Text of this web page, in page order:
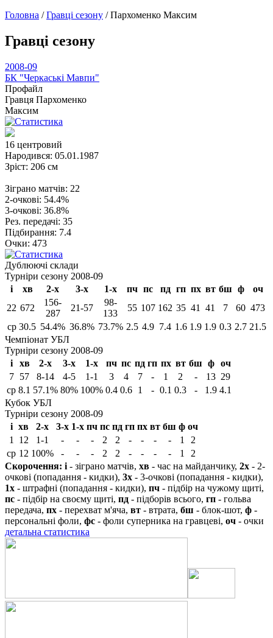
Головна /Гравці сезону /Пархоменко Максим
Гравці сезону
2008-09
БК "Черкаські Мавпи"
Профайл
Гравця Пархоменко
Максим
16 центровий
Народився: 05.01.1987
Зріст: 206 см
Зіграно матчів: 22
2-очкові: 54.4%
3-очкові: 36.8%
Рез. передачі: 35
Підбирання: 7.4
Очки: 473
Дублюючі склади
Турніри сезону 2008-09
і
хв 2-х 3-х 1-х пч пс пд гп пх вт бш ф
оч
22 672
156-
287
21-57
98-
133
55 107 162 35 41 41 7 60 473
ср 30.5 54.4% 36.8% 73.7% 2.5 4.9 7.4 1.6 1.9 1.9 0.3 2.7 21.5
Чемпіонат УБЛ
Турніри сезону 2008-09
і
хв 2-х 3-х 1-х пч пс пд гп пх вт бш ф
оч
7
57 8-14 4-5 1-1 3 4 7 - 1 2 - 13 29
ср 8.1 57.1% 80% 100% 0.4 0.6 1 - 0.1 0.3 - 1.9 4.1
Кубок УБЛ
Турніри сезону 2008-09
і хв 2-х 3-х 1-х пч пс пд гп пх вт бш ф оч
1
12 1-1 - - - 2 2 - - - - 1
2
ср 12 100% - - - 2 2 - - - - 1
2
Скорочення: і - зіграно матчів, хв - час на майданчику, 2х - 2-
очкові (попадання - кидки), 3х - 3-очкові (попадання - кидки),
1х - штрафні (попадання - кидки), пч - підбір на чужому щиті,
пс - підбір на своєму щиті, пд - підборів всього, гп - гольва
передача, пх - перехват м'яча, вт - втрата, бш - блок-шот, ф -
персональні фоли, фс - фоли суперника на гравцеві, оч - очки
детальна статистика